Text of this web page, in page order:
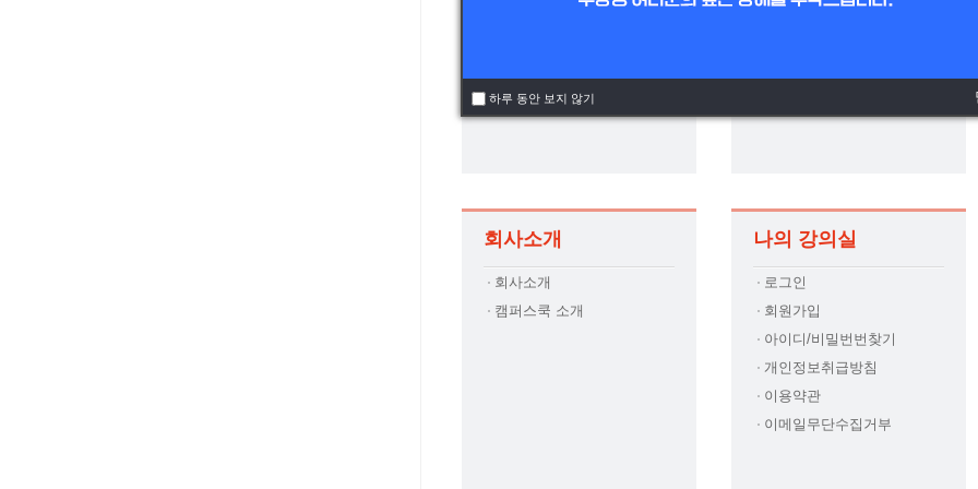
회사소개
회사소개
캠퍼스쿡 소개
나의 강의실
로그인
회원가입
아이디/비밀번번찾기
개인정보취급방침
이용약관
이메일무단수집거부
하루 동안 보지 않기